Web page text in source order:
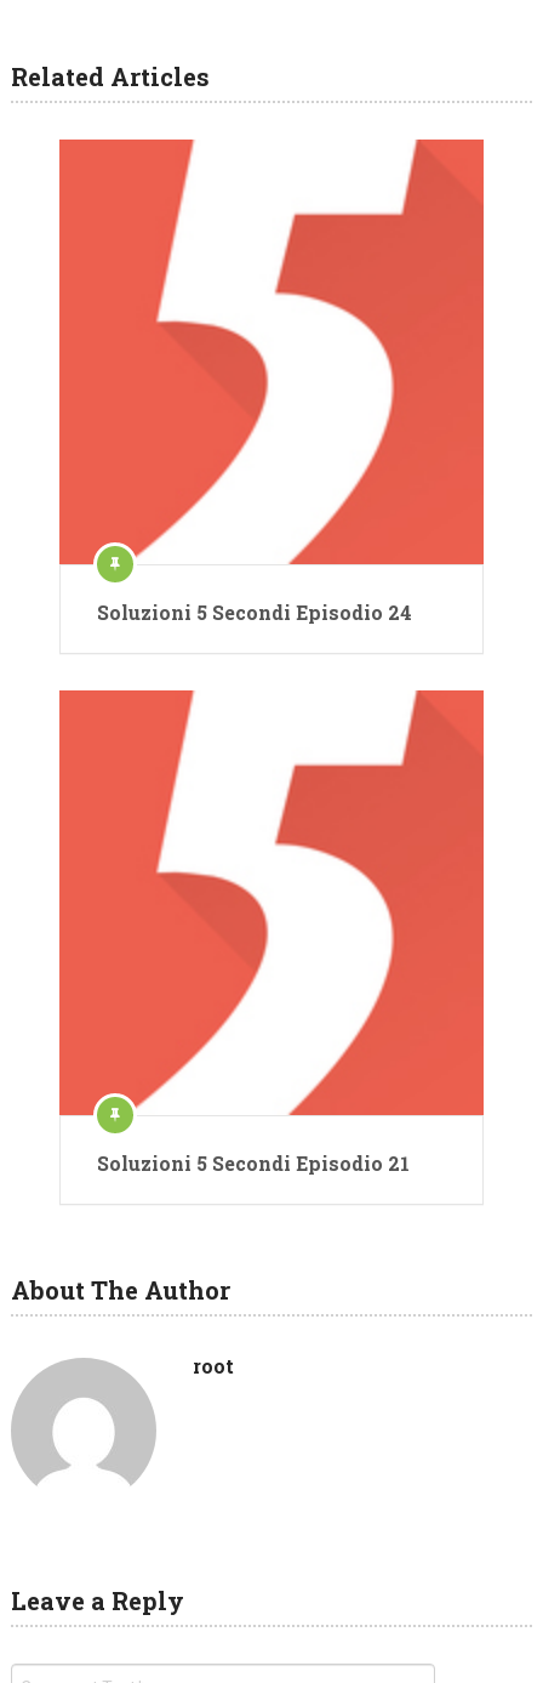
Related Articles
Soluzioni 5 Secondi Episodio 24
Soluzioni 5 Secondi Episodio 21
About The Author
root
Leave a Reply